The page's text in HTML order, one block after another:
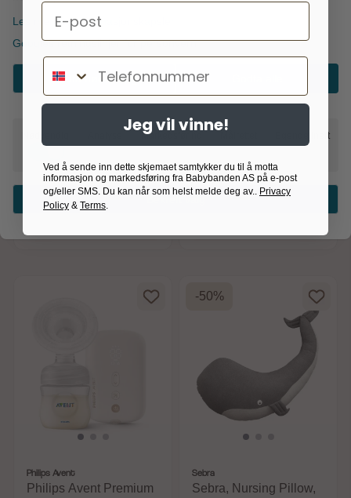
Boob
Boob, The-shirt, Black
250,- 499,-
På lager
Boob
Boob, The-shirt, Tofu,
Off white
250,- 499,-
Philips Avent
Philips Avent Premium
-50%
Sebra
Sebra, Nursing Pillow,
Les mer om informasjonskapsler
Googles retningslinjer for personvern
Godta nødvendig
Markedsføring Egendefinert
Bekreft valg
Email
Telefonnummer
Jeg vil vinne!
Ved å sende inn dette skjemaet samtykker du til å motta
informasjon og markedsføring fra Babybanden AS på e-post
og/eller SMS. Du kan når som helst melde deg av.. Privacy
Policy & Terms.